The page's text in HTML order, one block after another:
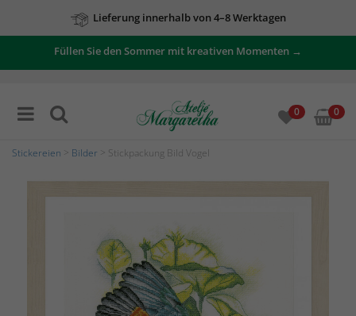
Lieferung innerhalb von 4–8 Werktagen
Füllen Sie den Sommer mit kreativen Momenten →
0 0
Stickereien Bilder > Stickpackung Bild Vogel